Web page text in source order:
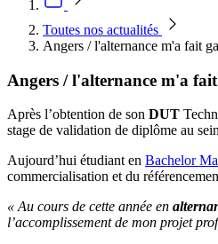
Toutes nos actualités
Angers / l'alternance m'a fait
Angers / l'alternance m'a
Après l’obtention de son DUT
stage de validation de diplôme au
Aujourd’hui étudiant en Bachelor
commercialisation et du
« Au cours de cette année en
l’accomplissement de mon projet